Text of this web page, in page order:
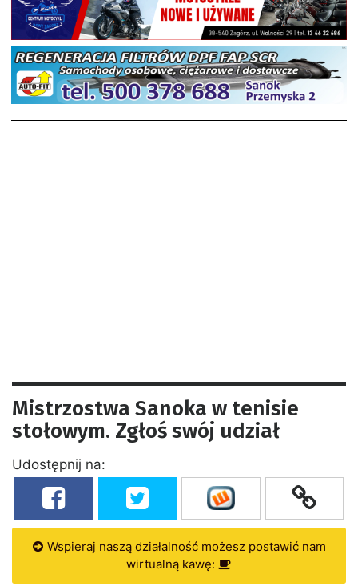
Mistrzostwa Sanoka w tenisie
stołowym. Zgłoś swój udział
Udostępnij na:
Wspieraj naszą działalność możesz postawić nam
wirtualną kawę: